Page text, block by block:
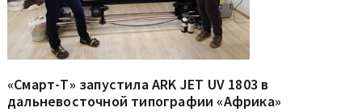
«Смарт-Т» запустила ARK JET UV 1803 в
дальневосточной типографии «Африка»